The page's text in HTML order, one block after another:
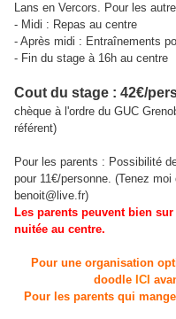
Lans en Vercors. Pour les
- Midi : Repas au centre
- Après midi : Entraînements
- Fin du stage à 16h au centre
Cout du stage : 42€/
chèque à l'ordre du GUC
référent)
Pour les parents : Possibilité
pour 11€/personne. (Tenez
benoit@live.fr)
Les parents peuvent bien
nuitée au centre.
Pour une organisation
doodle ICI
Pour les parents qui